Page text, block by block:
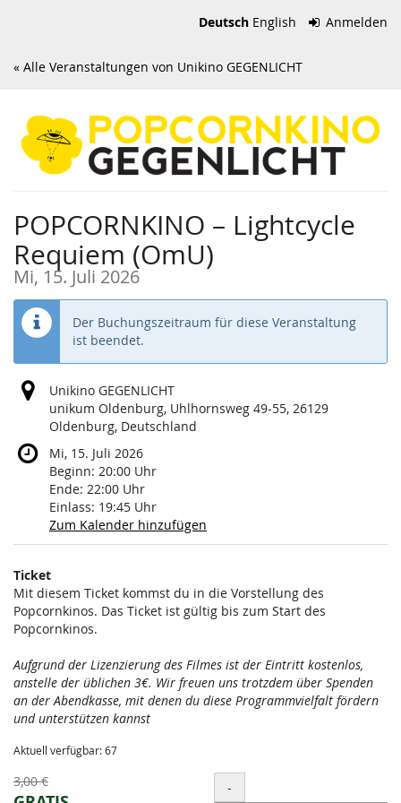
springen
Deutsch English Anmelden
« Alle Veranstaltungen von Unikino GEGENLICHT
POPCORNKINO – Lightcycle
Requiem (OmU)
Mi, 15. Juli 2026
Der Buchungszeitraum für diese Veranstaltung
ist beendet.
Unikino GEGENLICHT
unikum Oldenburg, Uhlhornsweg 49-55, 26129
Oldenburg, Deutschland
Mi, 15. Juli 2026
Beginn: 20:00 Uhr
Ende: 22:00 Uhr
Einlass: 19:45 Uhr
Zum Kalender hinzufügen
Produkte
Unkategorisierte
Produkte
Ticket
Mit diesem Ticket kommst du in die Vorstellung des
Popcornkinos. Das Ticket ist gültig bis zum Start des
Popcornkinos.
Aufgrund der Lizenzierung des Filmes ist der Eintritt kostenlos,
anstelle der üblichen 3€. Wir freuen uns trotzdem über Spenden
an der Abendkasse, mit denen du diese Programmvielfalt fördern
und unterstützen kannst
Aktuell verfügbar: 67
Ursprünglicher
Preis:
3,00 € Menge
-